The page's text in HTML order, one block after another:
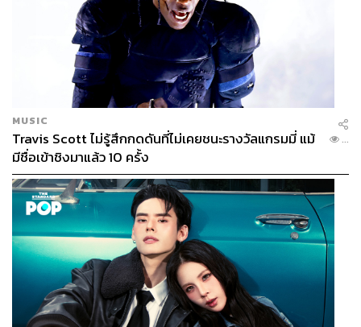
ในปี 2541 ‘ทักษิณ’ ได้ก่อตั้ง ‘พรรคไทยรักไทย’ โดยมี
สโลแกนว่า“คิดใหม่ ทำใหม่ เพื่อไทยทุกคน”และสามารถดึง
อดีต สส.จากพรรคอื่นๆ กว่า 100 คนมาเข้าร่วมในพรรคได้
ทำให้พรรคไทยรักไทยเป็นที่นิยมขึ้นมาอย่างรวดเร็ว
ต่อมามีการจัดการเลือกตั้งในวันที่ 6 มกราคม ปี 2544 แต่
กลับมีข่าวเหตุรุนแรงก่อนการเลือกตั้ง ทั้งเหตุการณ์กราดยิง
จนมีผู้เสียชีวิตอย่างน้อย 18 ราย ซึ่งส่วนใหญ่เป็นผู้สมัครลง
เลือกตั้งหรือเป็นทีมงานของพรรคการเมืองต่างๆ และยังมี
รายงานว่าเข้ายึดหน่วยเลือกตั้งในหลายๆ พื้นที่
ผลการเลือกตั้งปรากฏออกมาว่า ‘พรรคไทยรักไทย’ ได้รับ
เสียงข้างมากในสภา โดยได้ 255 ที่นั่ง เป็นลำดับหนึ่ง แต่ก็มี
ข้อกล่าวหาเรื่องการทุจริตผลคะแนน ทำให้มีการจัดเลือกตั้ง
ซ่อมในบางเขต แต่พรรคไทยรักไทย ก็ยังได้รับคะแนนเสียง
มากที่สุดอยู่ดี โดยการเลือกตั้งซ่อม ก็ได้ 248 ที่นั่ง จาก 500 ที่
MUSIC
Travis Scott ไม่รู้สึกกดดันที่ไม่เคยชนะรางวัลแกรมมี่ แม้
มีชื่อเข้าชิงมาแล้ว 10 ครั้ง
...